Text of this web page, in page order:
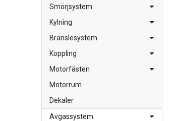
Smörjsystem
Kylning
Bränslesystem
Koppling
Motorfästen
Motorrum
Dekaler
Avgassystem